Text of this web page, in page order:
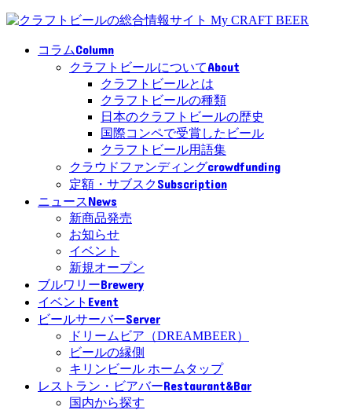
コラムColumn
クラフトビールについてAbout
クラフトビールとは
クラフトビールの種類
日本のクラフトビールの歴史
国際コンペで受賞したビール
クラフトビール用語集
クラウドファンディングcrowdfunding
定額・サブスクSubscription
ニュースNews
新商品発売
お知らせ
イベント
新規オープン
ブルワリーBrewery
イベント Event
ビールサーバーServer
ドリームビア（DREAMBEER）
ビールの縁側
キリンビール ホームタップ
レストラン・ビアバーRestaurant&Bar
国内から探す